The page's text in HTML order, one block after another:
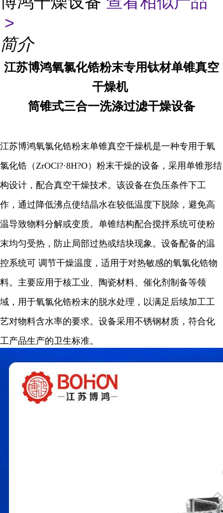
>
简介
江苏博鸿氧氯化锆粉末专用钛材单锥真空
干燥机
筒锥式三合一洗涤过滤干燥设备
江苏博鸿氧氯化锆粉末单锥真空干燥机是一种专用于氧
氯化锆（ZrOCl?·8H?O）粉末干燥的设备，采用单锥形结
构设计，配合真空干燥技术。该设备在负压条件下工
作，通过降低沸点使结晶水在较低温度下脱除，避免高
温导致物料分解或变质。单锥结构配合搅拌系统可使粉
末均匀受热，防止局部过热或结块现象。设备配备的温
控系统可 调节干燥温度，适用于对热敏感的氧氯化锆物
料。主要应用于核工业、陶瓷材料、催化剂制备等领
域，用于氧氯化锆粉末的脱水处理，以满足后续加工工
艺对物料含水率的要求。设备采用不锈钢材质，符合化
工产品生产的卫生标准。